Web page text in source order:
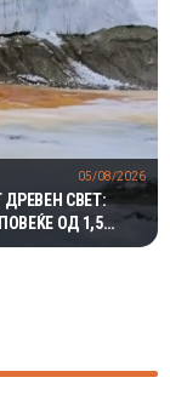
СВЕТ:
ОД 1,5
05/08/2026